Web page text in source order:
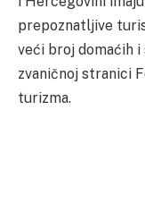
prepoznatljive
veći broj domaćih i
zvaničnoj stranici
turizma.